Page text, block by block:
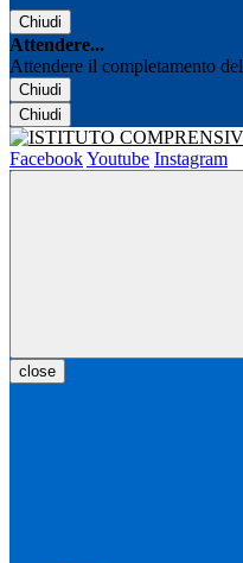
Chiudi
Attendere...
Attendere il completamento
Chiudi
Chiudi
FacebookYoutube Instagram
close